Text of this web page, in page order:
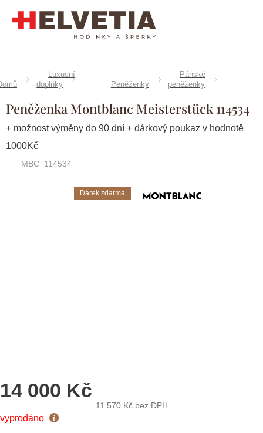
Luxusní
doplňky
Peněženky
Pánské
peněženky
Peněženka Montblanc Meisterstück 114534
+ možnost výměny do 90 dní + dárkový poukaz v hodnotě
1000Kč
MBC_114534
Dárek zdarma Značka:Montblanc
14 000 Kč
11 570 Kčbez DPH
Měrná
vyprodáno